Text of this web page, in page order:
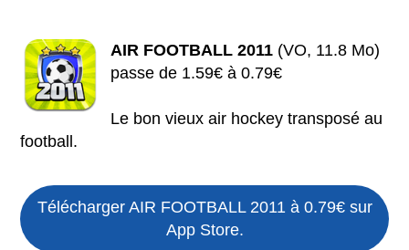
AIR FOOTBALL 2011 (VO, 11.8 Mo)
passe de 1.59€ à 0.79€
Le bon vieux air hockey transposé au
football.
Télécharger AIR FOOTBALL 2011 à 0.79€ sur
App Store.